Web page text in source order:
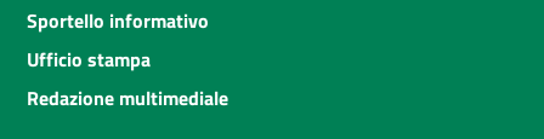
Sportello informativo
Ufficio stampa
Redazione multimediale